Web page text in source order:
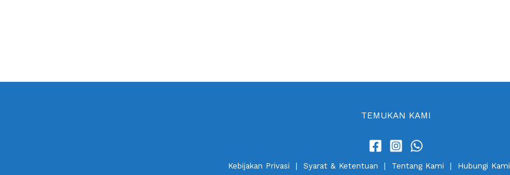
TEMUKAN KAMI
Kebijakan Privasi Syarat & Ketentuan Tentang Kami Hubungi Kami